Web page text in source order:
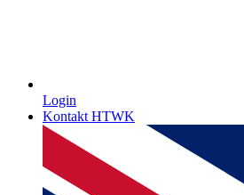
Login
Kontakt HTWK